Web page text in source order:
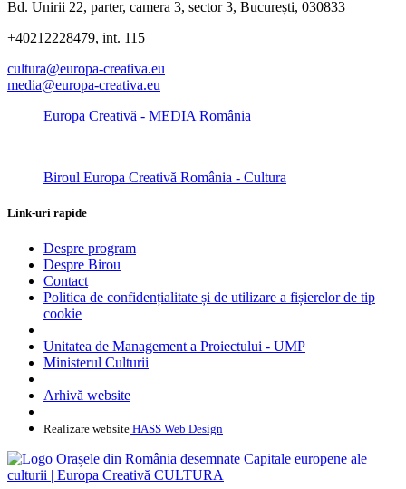
Bd. Unirii 22, parter, camera 3, sector 3, București, 030833
+40212228479, int. 115
cultura@europa-creativa.eu
media@europa-creativa.eu
Europa Creativă - MEDIA România
Biroul Europa Creativă România - Cultura
Link-uri rapide
Despre program
Despre Birou
Contact
Politica de confidențialitate și de utilizare a fișierelor de tip
cookie
Unitatea de Management a Proiectului - UMP
Ministerul Culturii
Arhivă website
Realizare website HASS Web Design